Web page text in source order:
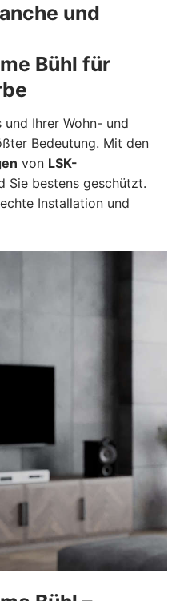
und
Bühl für
Ihrer Wohn- und
Bedeutung. Mit den
von LSK-
Sie bestens geschützt.
Installation und